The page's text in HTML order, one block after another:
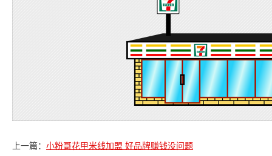
上一篇： 小粉哥花甲米线加盟 好品牌赚钱没问题